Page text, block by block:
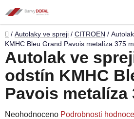
na
obsah
Domů
/ Autolaky ve spreji / CITROEN /
KMHC Bleu Grand Pavois metalíza 375
Autolak ve
odstín KMHC
Pavois metalíza
Průměrné
Neohodnoceno Podrobnosti